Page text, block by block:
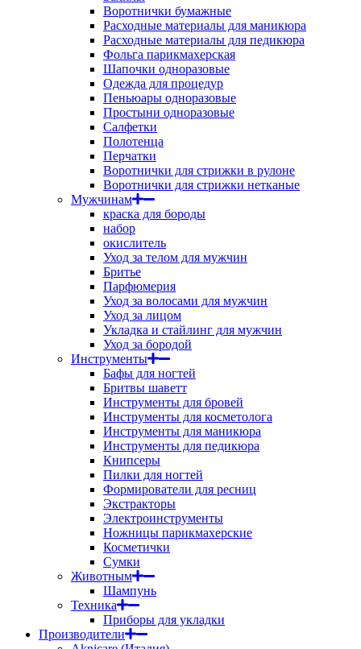
Воротнички бумажные
Расходные материалы для маникюра
Расходные материалы для педикюра
Фольга парикмахерская
Шапочки одноразовые
Одежда для процедур
Пеньюары одноразовые
Простыни одноразовые
Салфетки
Полотенца
Перчатки
Воротнички для стрижки в рулоне
Воротнички для стрижки нетканые
Мужчинам
краска для бороды
набор
окислитель
Уход за телом для мужчин
Бритье
Парфюмерия
Уход за волосами для мужчин
Уход за лицом
Укладка и стайлинг для мужчин
Уход за бородой
Инструменты
Бафы для ногтей
Бритвы шаветт
Инструменты для бровей
Инструменты для косметолога
Инструменты для маникюра
Инструменты для педикюра
Книпсеры
Пилки для ногтей
Формирователи для ресниц
Экстракторы
Электроинструменты
Ножницы парикмахерские
Косметички
Сумки
Животным
Шампунь
Техника
Приборы для укладки
Производители